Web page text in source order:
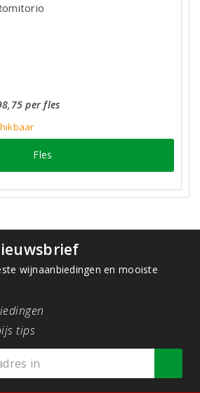
per fles
Fles
wijnaanbiedingen en mooiste
tips